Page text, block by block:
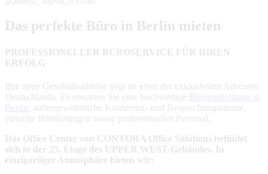
Das perfekte Büro in Berlin mieten
PROFESSIONELLER BÜROSERVICE FÜR IHREN
ERFOLG
Ihre neue Geschäftsadresse liegt an einer der exklusivsten Adressen
Deutschlands. Es erwarten Sie eine hochwertige Büroeinrichtung in
Berlin
, außergewöhnliche Konferenz- und Besprechungsräume,
virtuelle Bürolösungen sowie professionelles Personal.
Das Office Center von CONTORA Office Solutions befindet
sich in der 25. Etage des UPPER WEST-Gebäudes. In
einzigartiger Atmosphäre bieten wir: